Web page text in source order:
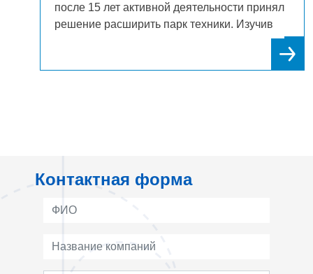
сделала выбор в пользу ELKON, приобретя
современный бетонный завод. Решение
отрасли, что еще раз подтвердило
Контактная форма